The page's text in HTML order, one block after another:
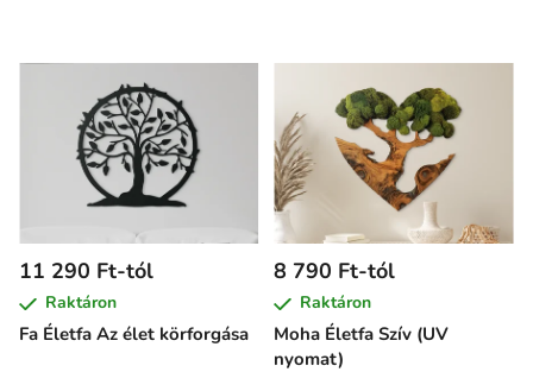
Fa Életfa Az élet körforgása
11 290 Ft-tól
Raktáron
Moha Életfa Szív (UV
nyomat)
8 790 Ft-tól
Raktáron